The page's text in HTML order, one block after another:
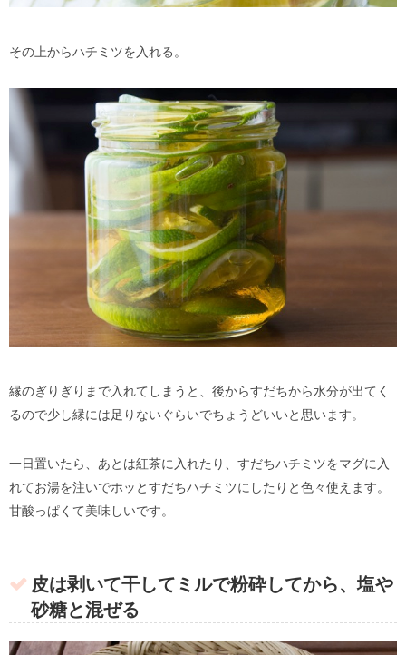
その上からハチミツを入れる。
縁のぎりぎりまで入れてしまうと、後からすだちから水分が出てく
るので少し縁には足りないぐらいでちょうどいいと思います。
一日置いたら、あとは紅茶に入れたり、すだちハチミツをマグに入
れてお湯を注いでホッとすだちハチミツにしたりと色々使えます。
甘酸っぱくて美味しいです。
皮は剥いて干してミルで粉砕してから、塩や
砂糖と混ぜる